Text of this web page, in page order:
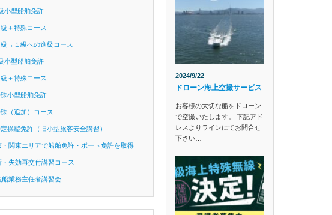
小型船舶免許
級＋特殊コース
級→１級への進級コース
小型船舶免許
級＋特殊コース
小型船舶免許
（追加）コース
操縦免許（旧小型旅客安全講習）
・関東エリアで船舶免許・ボート免許を取得
・失効再交付講習コース
船業務主任者講習会
2024/9/22
ドローン海上空撮サービス
お客様の大切な船をドローン
で空撮いたします。 下記アド
レスよりラインにてお問合せ
下さい…